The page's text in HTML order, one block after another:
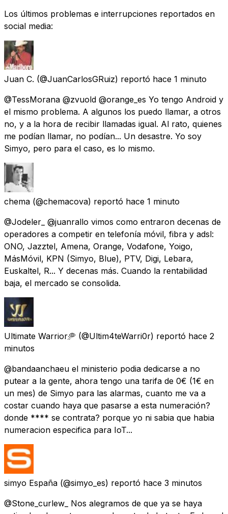
Los últimos problemas e interrupciones reportados en
social media:
Juan C. (@JuanCarlosGRuiz) reportó hace 1 minuto
@TessMorana @zvuold @orange_es Yo tengo Android y
el mismo problema. A algunos los puedo llamar, a otros
no, y a la hora de recibir llamadas igual. Al rato, quienes
me podían llamar, no podían... Un desastre. Yo soy
Simyo, pero para el caso, es lo mismo.
chema (@chemacova) reportó hace 1 minuto
@Jodeler_ @juanrallo vimos como entraron decenas de
operadores a competir en telefonía móvil, fibra y adsl:
ONO, Jazztel, Amena, Orange, Vodafone, Yoigo,
MásMóvil, KPN (Simyo, Blue), PTV, Digi, Lebara,
Euskaltel, R... Y decenas más. Cuando la rentabilidad
baja, el mercado se consolida.
Ultimate Warrior🥏 (@Ultim4teWarri0r) reportó hace 2
minutos
@bandaanchaeu el ministerio podia dedicarse a no
putear a la gente, ahora tengo una tarifa de 0€ (1€ en
un mes) de Simyo para las alarmas, cuanto me va a
costar cuando haya que pasarse a esta numeración?
donde **** se contrata? porque yo ni sabia que habia
numeracion especifica para IoT...
simyo España (@simyo_es) reportó hace 3 minutos
@Stone_curlew_ Nos alegramos de que ya se haya